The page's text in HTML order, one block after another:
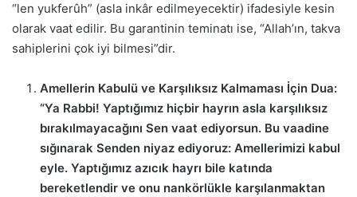
“len yukferûh” (asla inkâr edilmeyecektir) ifadesiyle kesin
olarak vaat edilir. Bu garantinin teminatı ise, “Allah’ın, takva
sahiplerini çok iyi bilmesi”dir.
Amellerin Kabulü ve Karşılıksız Kalmaması İçin Dua:
“Ya Rabbi! Yaptığımız hiçbir hayrın asla karşılıksız
bırakılmayacağını Sen vaat ediyorsun. Bu vaadine
sığınarak Senden niyaz ediyoruz: Amellerimizi kabul
eyle. Yaptığımız azıcık hayrı bile katında
bereketlendir ve onu nankörlükle karşılanmaktan